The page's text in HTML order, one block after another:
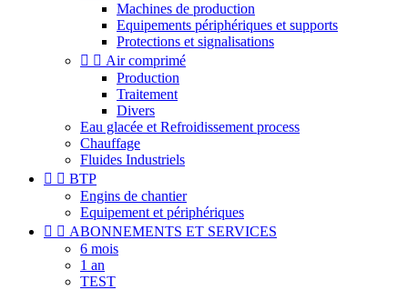
Machines de production
Equipements périphériques et supports
Protections et signalisations
  Air comprimé
Production
Traitement
Divers
Eau glacée et Refroidissement process
Chauffage
Fluides Industriels
  BTP
Engins de chantier
Equipement et périphériques
  ABONNEMENTS ET SERVICES
6 mois
1 an
TEST